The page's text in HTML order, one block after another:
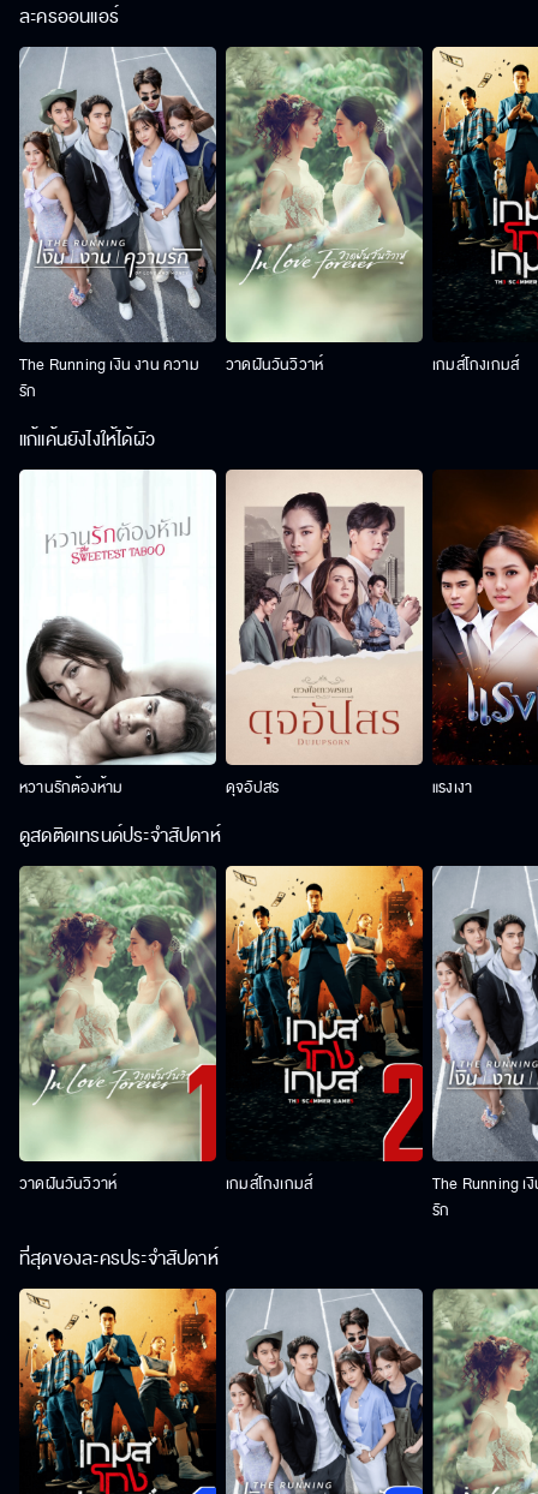
ละครออนแอร์
The Running เงิน งาน ความ
รัก
วาดฝันวันวิวาห์ เกมส์โกงเกมส์
แก้แค้นยังไงให้ได้ผัว
หวานรักต้องห้าม ดุจอัปสร แรงเงา
ดูสดติดเทรนด์ประจำสัปดาห์
วาดฝันวันวิวาห์ เกมส์โกงเกมส์
The Running เ
รัก
ที่สุดของละครประจำสัปดาห์